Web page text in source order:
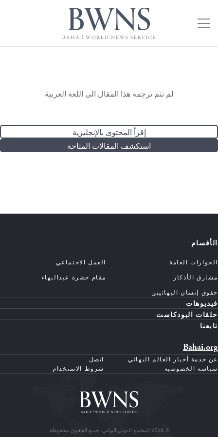
لم تتم ترجمة هذا المقال الى اللغة العربية
إقرأ المحتوى بالإنجليزية
استكشف المقالات المتاحة
الأقسام
الحوارات العامة
العمل الاجتماعي
مشارق الأذكار
مقام حضرة عبدالبهاء
حقوق إنسان البهائيين
فيديوهات
حلقات البودكاست
تابعنا
Bahai.org
عن خدمة أخبار العالم البهائي
اتصل
سياسة الخصوصية
شروط الاستخدام
© 2026 المجتمع الدولي البهائي. جميع الحقوق محفوظة.